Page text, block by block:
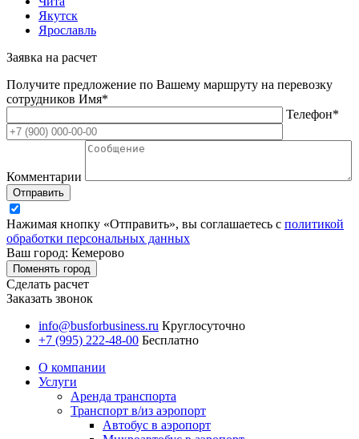
Якутск
Ярославль
Заявка на расчет
Получите предложение по Вашему маршруту на перевозку
сотрудников Имя*
Телефон*
Комментарии
Отправить
Нажимая кнопку «Отправить», вы соглашаетесь с политикой
обработки персональных данных
Ваш город: Кемерово
Поменять город
Сделать расчет
Заказать звонок
info@busforbusiness.ru Круглосуточно
+7 (995) 222-48-00 Бесплатно
О компании
Услуги
Аренда транспорта
Транспорт в/из аэропорт
Автобус в аэропорт